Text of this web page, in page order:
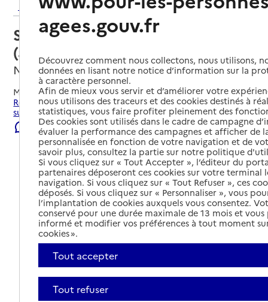
Retour aux résultats de l'annuaire
Service autonomie à domicile
(aide) – Services du CCAS
Nieul-sur-Mer, CHARENTE-MARITIME
Mis à jour le22/07/2026
Rechercher les établissements et services autour de Nieul-
sur-Mer.
Signaler une erreur
agees.gouv.fr
Découvrez comment nous collectons, nous utilisons,
données en lisant notre notice d’information sur la
à caractère personnel.
Afin de mieux vous servir et d’améliorer votre
nous utilisons des traceurs et des cookies destinés à
statistiques, vous faire profiter pleinement des
Des cookies sont utilisés dans le cadre de campagne
évaluer la performance des campagnes et afficher de
personnalisée en fonction de votre navigation et de
savoir plus, consultez la partie sur notre politique
Si vous cliquez sur « Tout Accepter », l’éditeur du
partenaires déposeront ces cookies sur votre terminal
navigation. Si vous cliquez sur « Tout Refuser », ces
déposés. Si vous cliquez sur « Personnaliser », vous
l’implantation de cookies auxquels vous consentez.
conservé pour une durée maximale de 13 mois et
informé et modifier vos préférences à tout moment
cookies ».
Tout accepter
Tout refuser